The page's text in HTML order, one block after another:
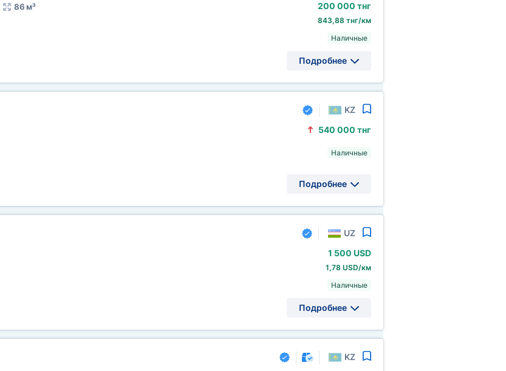
86 м³ 200 000 тнг
843,88 тнг/км
Наличные
Подробнее
KZ
540 000 тнг
Наличные
Подробнее
UZ
1 500 USD
1,78 USD/км
Наличные
Подробнее
KZ